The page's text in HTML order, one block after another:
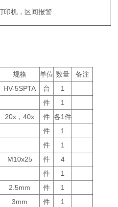
印机，区间报警
规格 单位 数量
备注
HV-5SPTA 台
1
件
1
20x，40x 件 各1件
件
1
件
1
M10x25 件
4
件
1
2.5mm 件
1
3mm 件
1